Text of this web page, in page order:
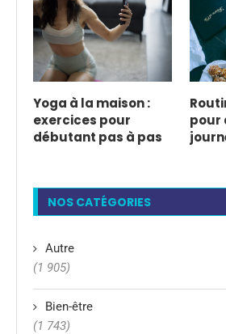
Yoga à la maison :
exercices pour
débutant pas à pas
pour
NOS CATÉGORIES
Autre
(1 905)
Bien-être
(1 743)